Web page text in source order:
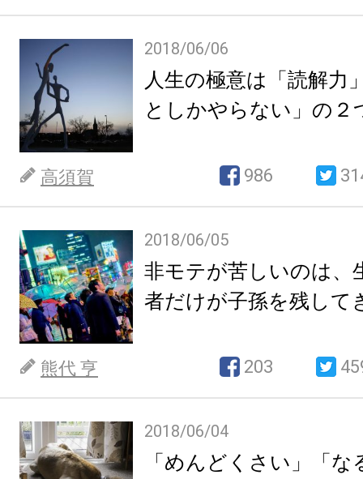
2018/06/06
人生の極意は「読解力
としかやらない」の２
高須賀 986
2018/06/05
非モテが苦しいのは、
者だけが子孫を残して
熊代 亨 203
2018/06/04
「めんどくさい」「